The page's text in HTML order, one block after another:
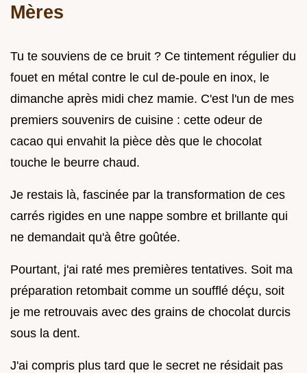
Mères
Tu te souviens de ce bruit ? Ce tintement régulier du
fouet en métal contre le cul de-poule en inox, le
dimanche après midi chez mamie. C'est l'un de mes
premiers souvenirs de cuisine : cette odeur de
cacao qui envahit la pièce dès que le chocolat
touche le beurre chaud.
Je restais là, fascinée par la transformation de ces
carrés rigides en une nappe sombre et brillante qui
ne demandait qu'à être goûtée.
Pourtant, j'ai raté mes premières tentatives. Soit ma
préparation retombait comme un soufflé déçu, soit
je me retrouvais avec des grains de chocolat durcis
sous la dent.
J'ai compris plus tard que le secret ne résidait pas